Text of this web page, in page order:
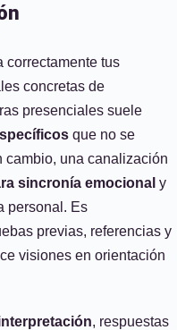
correctamente tus
concretas de
presenciales suele
que no se
cambio, una canalización
sincronía emocional y
personal. Es
previas, referencias y
visiones en orientación
, respuestas